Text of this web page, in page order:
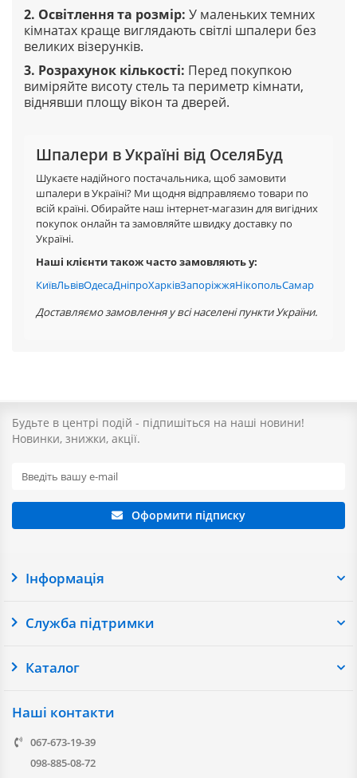
2. Освітлення та розмір: У маленьких темних
кімнатах краще виглядають світлі шпалери без
великих візерунків.
3. Розрахунок кількості: Перед покупкою
виміряйте висоту стель та периметр кімнати,
віднявши площу вікон та дверей.
Шпалери в Україні від ОселяБуд
Шукаєте надійного постачальника, щоб замовити
шпалери в Україні? Ми щодня відправляємо товари по
всій країні. Обирайте наш інтернет-магазин для вигідних
покупок онлайн та замовляйте швидку доставку по
Україні.
Наші клієнти також часто замовляють у:
КиївЛьвівОдесаДніпроХарківЗапоріжжяНікопольСамар
Доставляємо замовлення у всі населені пункти України.
Будьте в центрі подій - підпишіться на наші новини!
Новинки, знижки, акції.
Оформити підписку
Інформація
Служба підтримки
Каталог
Наші контакти
067-673-19-39
098-885-08-72